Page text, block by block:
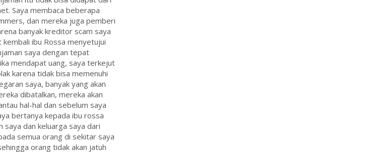
Saya membaca beberapa
dan mereka juga pemberi
banyak kreditor scam saya
ibu Rossa menyetujui
saya dengan tepat
mendapat uang, saya terkejut
karena tidak bisa memenuhi
saya, banyak yang akan
dibatalkan, mereka akan
hal-hal dan sebelum saya
bertanya kepada ibu rossa
saya dan keluarga saya dari
semua orang di sekitar saya
orang tidak akan jatuh